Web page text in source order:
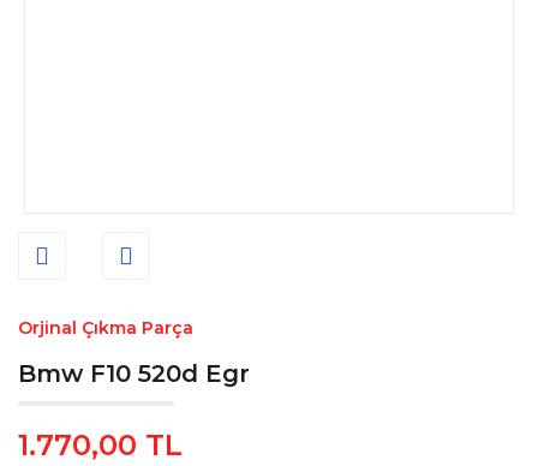
Orjinal Çıkma Parça
Bmw F10 520d Egr
1.770,00 TL